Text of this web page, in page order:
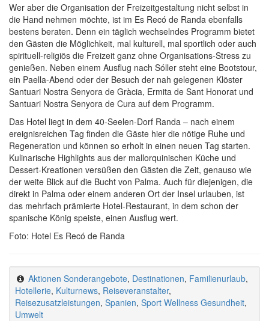
Wer aber die Organisation der Freizeitgestaltung nicht selbst in
die Hand nehmen möchte, ist im Es Recó de Randa ebenfalls
bestens beraten. Denn ein täglich wechselndes Programm bietet
den Gästen die Möglichkeit, mal kulturell, mal sportlich oder auch
spirituell-religiös die Freizeit ganz ohne Organisations-Stress zu
genießen. Neben einem Ausflug nach Sóller steht eine Bootstour,
ein Paella-Abend oder der Besuch der nah gelegenen Klöster
Santuari Nostra Senyora de Gràcia, Ermita de Sant Honorat und
Santuari Nostra Senyora de Cura auf dem Programm.
Das Hotel liegt in dem 40-Seelen-Dorf Randa – nach einem
ereignisreichen Tag finden die Gäste hier die nötige Ruhe und
Regeneration und können so erholt in einen neuen Tag starten.
Kulinarische Highlights aus der mallorquinischen Küche und
Dessert-Kreationen versüßen den Gästen die Zeit, genauso wie
der weite Blick auf die Bucht von Palma. Auch für diejenigen, die
direkt in Palma oder einem anderen Ort der Insel urlauben, ist
das mehrfach prämierte Hotel-Restaurant, in dem schon der
spanische König speiste, einen Ausflug wert.
Foto: Hotel Es Recó de Randa
Aktionen Sonderangebote, Destinationen, Familienurlaub,
Hotellerie, Kulturnews, Reiseveranstalter,
Reisezusatzleistungen, Spanien, Sport Wellness Gesundheit,
Umwelt